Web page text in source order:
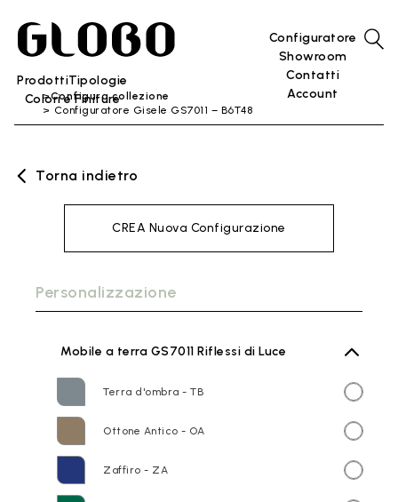
ProdottiTipologie
Colori e Finiture
Configuratore
Showroom
Contatti
Account
Configura collezione
Configuratore Gisele GS7011 – B6T48
Torna indietro
CREA Nuova Configurazione
Personalizzazione
Mobile a terra GS7011 Riflessi di Luce
Terra d'ombra - TB
Ottone Antico - OA
Zaffiro - ZA